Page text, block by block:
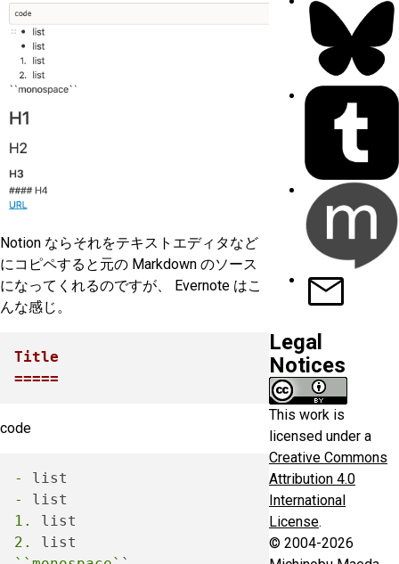
Notion ならそれをテキストエディタなど
にコピペすると元の Markdown のソース
になってくれるのですが、 Evernote はこ
んな感じ。
Title
=====
code
-
-
1.
2.
Legal
Notices
This work is
licensed under a
Creative Commons
Attribution 4.0
International
License.
© 2004-2026